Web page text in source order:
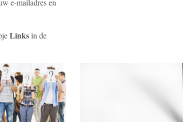
e-mailadres en
Linksin de